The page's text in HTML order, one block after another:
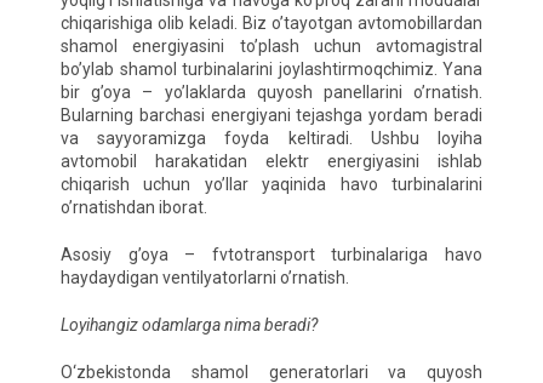
chiqarishiga olib keladi. Biz o’tayotgan avtomobillardan
shamol energiyasini to’plash uchun avtomagistral
bo’ylab shamol turbinalarini joylashtirmoqchimiz. Yana
bir g’oya – yo’laklarda quyosh panellarini o’rnatish.
Bularning barchasi energiyani tejashga yordam beradi
va sayyoramizga foyda keltiradi. Ushbu loyiha
avtomobil harakatidan elektr energiyasini ishlab
chiqarish uchun yo’llar yaqinida havo turbinalarini
o’rnatishdan iborat.
Asosiy g’oya – fvtotransport turbinalariga havo
haydaydigan ventilyatorlarni o’rnatish.
Loyihangiz odamlarga nima beradi?
O‘zbekistonda shamol generatorlari va quyosh